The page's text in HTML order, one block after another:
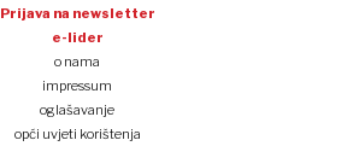
Prijava na newsletter
e-lider
o nama
impressum
oglašavanje
opći uvjeti korištenja